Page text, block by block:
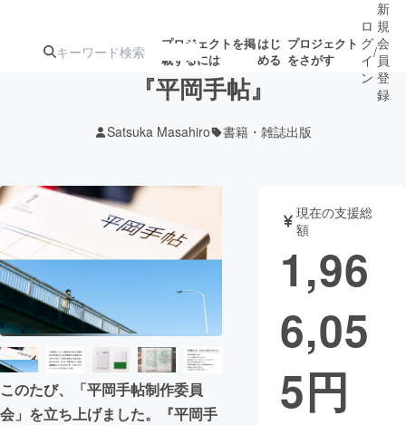
プロジェクトを掲
載するには
はじ
める
プロジェクト
をさがす
アート・写真
テクノロジー・ガジェット ゲーム・サ
映像・映画 書籍・雑誌
ビジネス・起業 チャレンジ
ロ
グ
イ
ン
/
新
規
会
員
登
録
『平岡手帖』
Satsuka Masahiro 書籍・雑誌出版
このたび、「平岡手帖制作委員
会」を立ち上げました。『平岡手
現在の支援総
額
1,96
6,05
5円